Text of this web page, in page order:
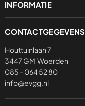
FacebookInstagram
INFORMATIE
Verzending & levering
CONTACTGEGEVENS
Houttuinlaan 7
3447 GM Woerden
085 - 064 52 80
info@evgg.nl